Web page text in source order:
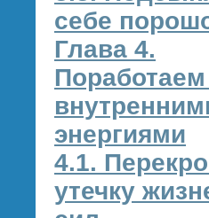
себе
Глава 4.
энергиями
4.1.
утечку